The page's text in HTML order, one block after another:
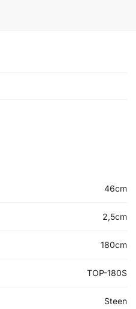
46cm
2,5cm
180cm
TOP-180S
Steen